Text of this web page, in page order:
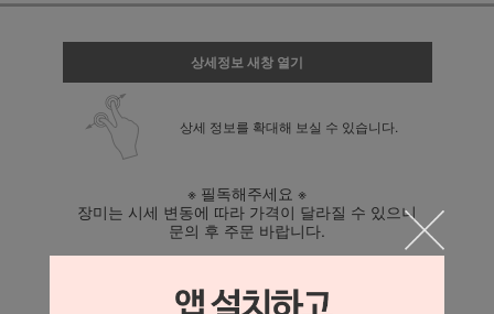
상세정보 새창 열기
상세 정보를 확대해 보실 수 있습니다.
※ 필독해주세요 ※
장미는 시세 변동에 따라 가격이 달라질 수 있으니
문의 후 주문 바랍니다.